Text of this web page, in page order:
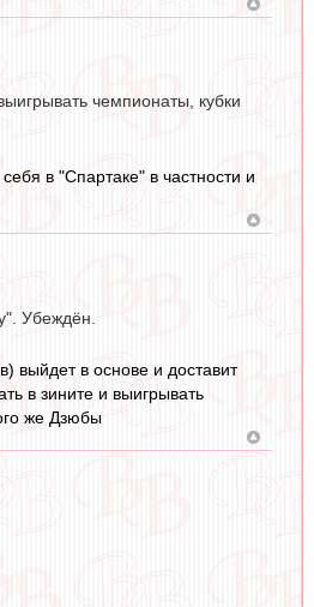
чемпионаты, кубки
в "Спартаке" в частности и
Убеждён.
выйдет в основе и доставит
в зините и выигрывать
же Дзюбы